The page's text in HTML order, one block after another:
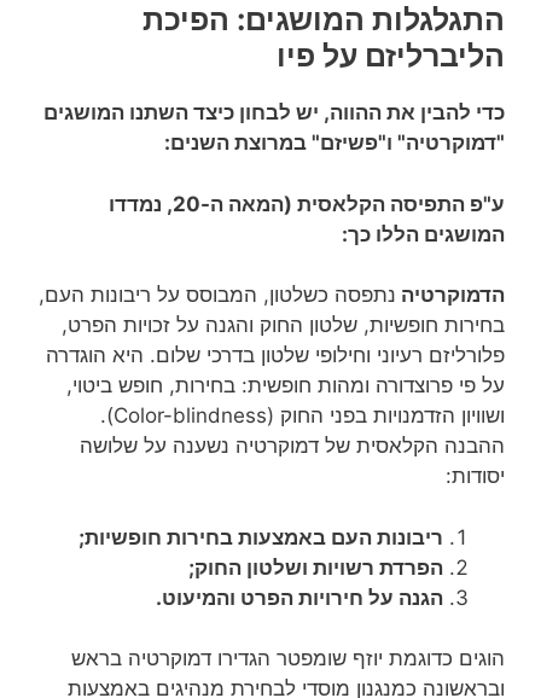
התגלגלות המושגים: הפיכת
הליברליזם על פיו
כדי להבין את ההווה, יש לבחון כיצד השתנו המושגים
"דמוקרטיה" ו"פשיזם" במרוצת השנים:
ע"פ התפיסה הקלאסית (המאה ה-20, נמדדו
המושגים הללו כך:
הדמוקרטיה נתפסה כשלטון, המבוסס על ריבונות העם,
בחירות חופשיות, שלטון החוק והגנה על זכויות הפרט,
פלורליזם רעיוני וחילופי שלטון בדרכי שלום. היא הוגדרה
על פי פרוצדורה ומהות חופשית: בחירות, חופש ביטוי,
ושוויון הזדמנויות בפני החוק (Color-blindness).
ההבנה הקלאסית של דמוקרטיה נשענה על שלושה
יסודות:
ריבונות העם באמצעות בחירות חופשיות;
הפרדת רשויות ושלטון החוק;
הגנה על חירויות הפרט והמיעוט.
הוגים כדוגמת יוזף שומפטר הגדירו דמוקרטיה בראש
ובראשונה כמנגנון מוסדי לבחירת מנהיגים באמצעות